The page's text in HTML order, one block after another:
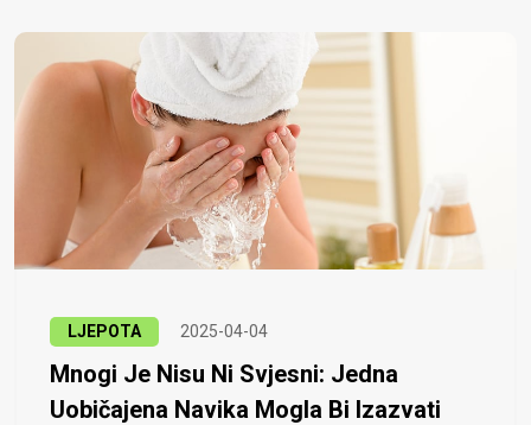
LJEPOTA 2025-04-04
Mnogi Je Nisu Ni Svjesni: Jedna
Uobičajena Navika Mogla Bi Izazvati